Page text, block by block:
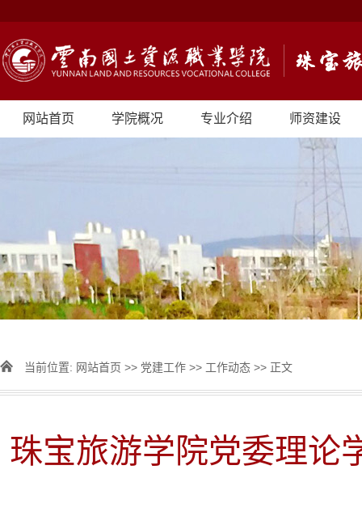
网站首页 学院概况 专业介绍 师资建设
当前位置: 网站首页 >> 党建工作 >> 工作动态 >> 正文
珠宝旅游学院党委理论